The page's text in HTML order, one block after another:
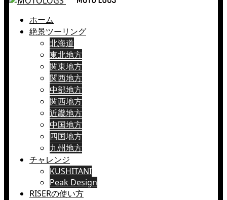
ホーム
絶景ツーリング
北海道
東北地方
関東地方
関西地方
中部地方
関西地方
近畿地方
中国地方
四国地方
九州地方
チャレンジ
KUSHITANI
Peak Design
RISERの使い方